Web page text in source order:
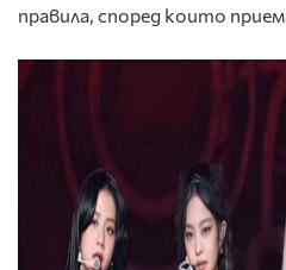
правила, според които